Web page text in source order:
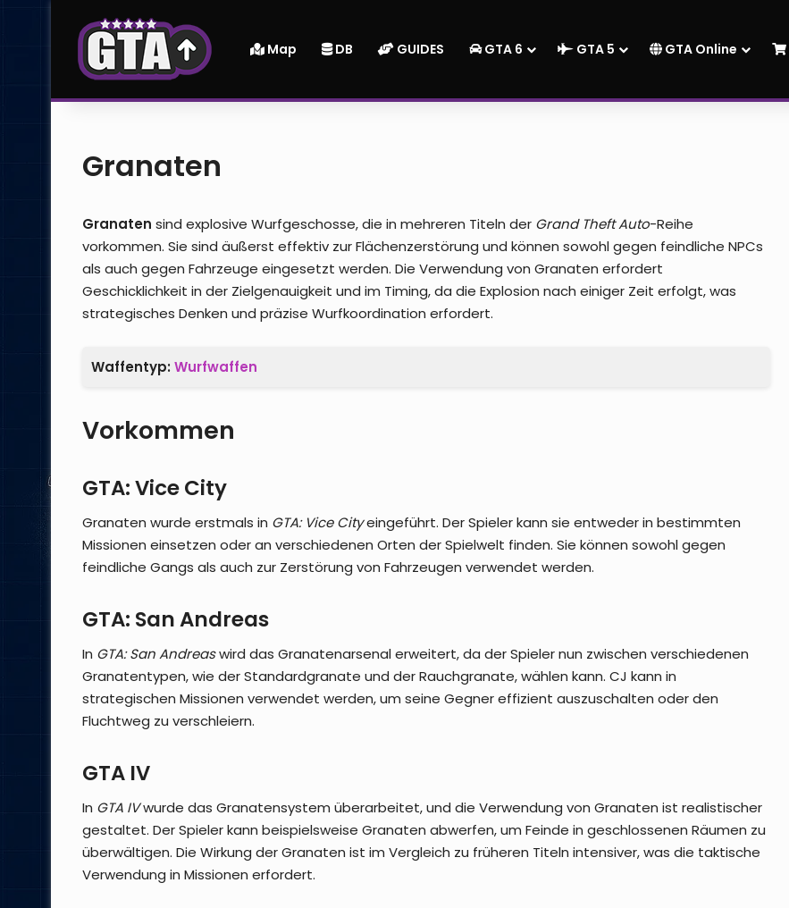
Map DB GUIDES GTA 6 GTA 5 GTA Online
Granaten
Granaten sind explosive Wurfgeschosse, die in mehreren Titeln der Grand Theft Auto-Reihe
vorkommen. Sie sind äußerst effektiv zur Flächenzerstörung und können sowohl gegen feindliche NPCs
als auch gegen Fahrzeuge eingesetzt werden. Die Verwendung von Granaten erfordert
Geschicklichkeit in der Zielgenauigkeit und im Timing, da die Explosion nach einiger Zeit erfolgt, was
strategisches Denken und präzise Wurfkoordination erfordert.
Waffentyp: Wurfwaffen
Vorkommen
GTA: Vice City
Granaten wurde erstmals in GTA: Vice Cityeingeführt. Der Spieler kann sie entweder in bestimmten
Missionen einsetzen oder an verschiedenen Orten der Spielwelt finden. Sie können sowohl gegen
feindliche Gangs als auch zur Zerstörung von Fahrzeugen verwendet werden.
GTA: San Andreas
In GTA: San Andreaswird das Granatenarsenal erweitert, da der Spieler nun zwischen verschiedenen
Granatentypen, wie der Standardgranate und der Rauchgranate, wählen kann. CJ kann in
strategischen Missionen verwendet werden, um seine Gegner effizient auszuschalten oder den
Fluchtweg zu verschleiern.
GTA IV
In GTA IVwurde das Granatensystem überarbeitet, und die Verwendung von Granaten ist realistischer
gestaltet. Der Spieler kann beispielsweise Granaten abwerfen, um Feinde in geschlossenen Räumen zu
überwältigen. Die Wirkung der Granaten ist im Vergleich zu früheren Titeln intensiver, was die taktische
Verwendung in Missionen erfordert.